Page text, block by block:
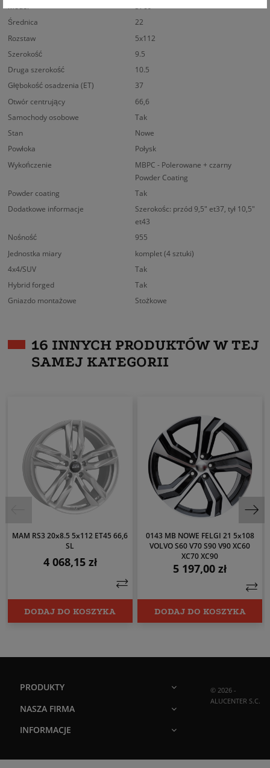
Model
5769
Średnica
22
Rozstaw
5x112
Szerokość
9.5
Druga szerokość
10.5
Głębokość osadzenia (ET)
37
Otwór centrujący
66,6
Samochody osobowe
Tak
Stan
Nowe
Powłoka
Połysk
Wykończenie
MBPC - Polerowane + czarny
Powder Coating
Powder coating
Tak
Dodatkowe informacje
Szerokośc: przód 9,5" et37, tył 10,5"
et43
Nośność
955
Jednostka miary
komplet (4 sztuki)
4x4/SUV
Tak
Hybrid forged
Tak
Gniazdo montażowe
Stożkowe
16 INNYCH PRODUKTÓW W TEJ
SAMEJ KATEGORII
MAM RS3 20x8.5 5x112 ET45 66,6
SL
Cena
4 068,15 zł
DODAJ DO KOSZYKA
0143 MB NOWE FELGI 21 5x108
VOLVO S60 V70 S90 V90 XC60
XC70 XC90
Cena
5 197,00 zł
DODAJ DO KOSZYKA
PRODUKTY
NASZA FIRMA
INFORMACJE
© 2026 -
ALUCENTER S.C.